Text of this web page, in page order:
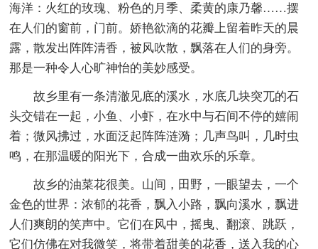
海洋：火红的玫瑰、粉色的月季、柔黄的康乃馨……摆
在人们的窗前，门前。娇艳欲滴的花瓣上留着昨天的晨
露，散发出阵阵清香，被风吹散，飘落在人们的身旁。
那是一种令人心旷神怡的美妙感受。
故乡里有一条清澈见底的溪水，水底几块突兀的石
头交错在一起，小鱼、小虾，在水中与石间不停的嬉闹
着；微风拂过，水面泛起阵阵涟漪；几声鸟叫，几时虫
鸣，在那温暖的阳光下，合成一曲欢乐的乐章。
故乡的油菜花很美。山间，田野，一眼望去，一个
金色的世界：浓郁的花香，飘入小路，飘向溪水，飘进
人们爽朗的笑声中。它们在风中，摇曳、翻滚、跳跃，
它们仿佛在对我微笑，将带着甜美的花香，送入我的心